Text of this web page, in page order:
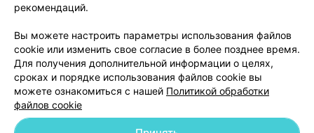
Обработка персональных данных
рекомендаций.
Вы можете настроить параметры использования файлов
cookie или изменить свое согласие в более позднее время.
Для получения дополнительной информации о целях,
сроках и порядке использования файлов cookie вы
можете ознакомиться с нашей Политикой обработки
файлов cookie